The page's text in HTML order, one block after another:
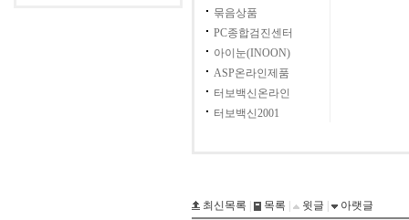
묶음상품
PC종합검진센터
아이눈(INOON)
ASP온라인제품
터보백신온라인
터보백신2001
최신목록 목록 윗글
아랫글